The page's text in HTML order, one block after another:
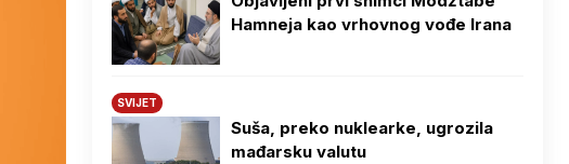
Hamneja kao vrhovnog vođe Irana
SVIJET
Suša, preko nuklearke, ugrozila
mađarsku valutu